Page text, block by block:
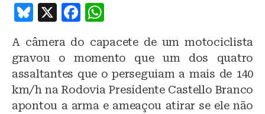
B
lu
e
s
k
y
X
F
c
e
b
o
at
s
A
p
A câmera do capacete de um motociclista
gravou o momento que um dos quatro
assaltantes que o perseguiam a mais de 140
km/h na Rodovia Presidente Castello Branco
apontou a arma e ameaçou atirar se ele não